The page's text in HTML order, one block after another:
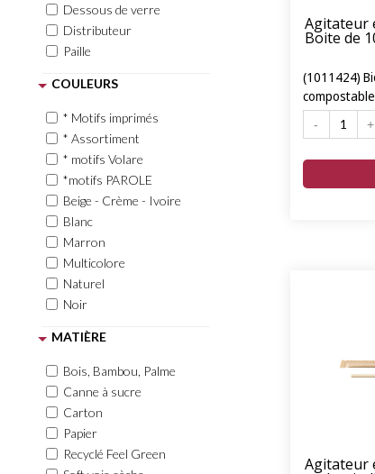
Dessous de verre
Distributeur
Paille
COULEURS
* Motifs imprimés
* Assortiment
* motifs Volare
*motifs PAROLE
Beige - Crème - Ivoire
Blanc
Marron
Multicolore
Naturel
Noir
MATIÈRE
Bois, Bambou, Palme
Canne à sucre
Carton
Papier
Recyclé Feel Green
Agitateur
Boite de
(1011424)
compostable
Agitateur